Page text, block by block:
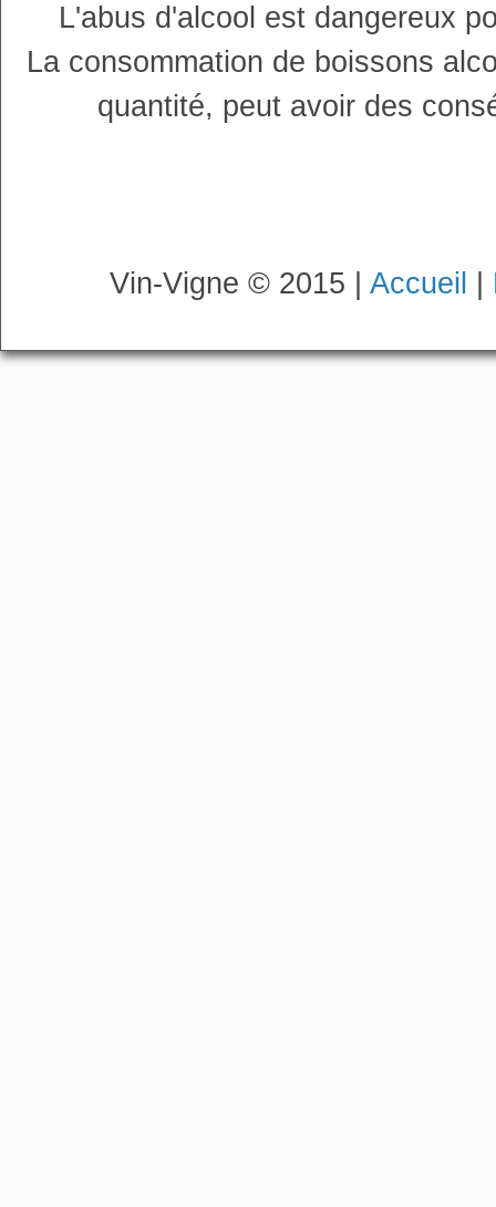
L'abus d'alcool est dangereux
La consommation de boissons
quantité, peut avoir des
Vin-Vigne © 2015 | Accueil